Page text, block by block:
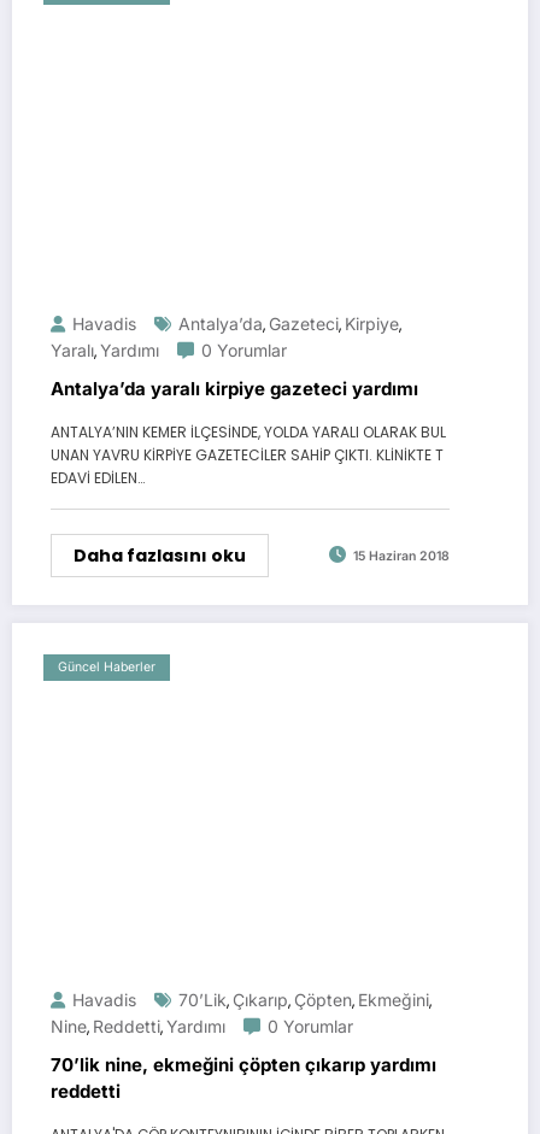
Havadis Antalya’da, Gazeteci, Kirpiye,
Yaralı,Yardımı 0 Yorumlar
Antalya’da yaralı kirpiye gazeteci yardımı
ANTALYA’NIN KEMER İLÇESİNDE, YOLDA YARALI OLARAK BUL
UNAN YAVRU KİRPİYE GAZETECİLER SAHİP ÇIKTI. KLİNİKTE T
EDAVİ EDİLEN…
Daha fazlasını oku 15 Haziran 2018
Güncel Haberler
Havadis 70’lik, Çıkarıp, Çöpten, Ekmeğini,
Nine, Reddetti,Yardımı 0 Yorumlar
70’lik nine, ekmeğini çöpten çıkarıp yardımı
reddetti